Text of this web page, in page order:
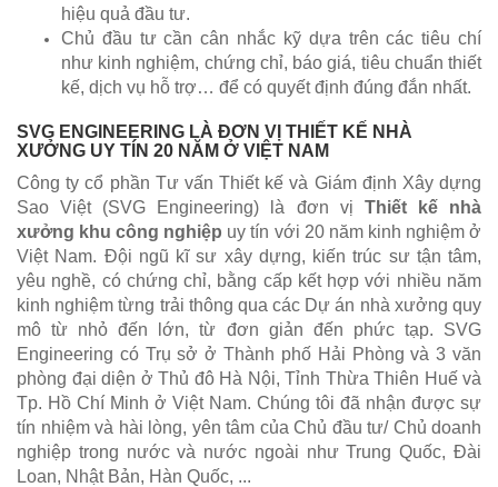
hiệu quả đầu tư.
Chủ đầu tư cần cân nhắc kỹ dựa trên các tiêu chí
như kinh nghiệm, chứng chỉ, báo giá, tiêu chuẩn thiết
kế, dịch vụ hỗ trợ… để có quyết định đúng đắn nhất.
SVG ENGINEERING LÀ ĐƠN VỊ THIẾT KẾ NHÀ
XƯỞNG UY TÍN 20 NĂM Ở VIỆT NAM
Công ty cổ phần Tư vấn Thiết kế và Giám định Xây dựng
Sao Việt (SVG Engineering) là đơn vị Thiết kế nhà
xưởng khu công nghiệp uy tín với 20 năm kinh nghiệm ở
Việt Nam. Đội ngũ kĩ sư xây dựng, kiến trúc sư tận tâm,
yêu nghề, có chứng chỉ, bằng cấp kết hợp với nhiều năm
kinh nghiệm từng trải thông qua các Dự án nhà xưởng quy
mô từ nhỏ đến lớn, từ đơn giản đến phức tạp. SVG
Engineering có Trụ sở ở Thành phố Hải Phòng và 3 văn
phòng đại diện ở Thủ đô Hà Nội, Tỉnh Thừa Thiên Huế và
Tp. Hồ Chí Minh ở Việt Nam. Chúng tôi đã nhận được sự
tín nhiệm và hài lòng, yên tâm của Chủ đầu tư/ Chủ doanh
nghiệp trong nước và nước ngoài như Trung Quốc, Đài
Loan, Nhật Bản, Hàn Quốc, ...